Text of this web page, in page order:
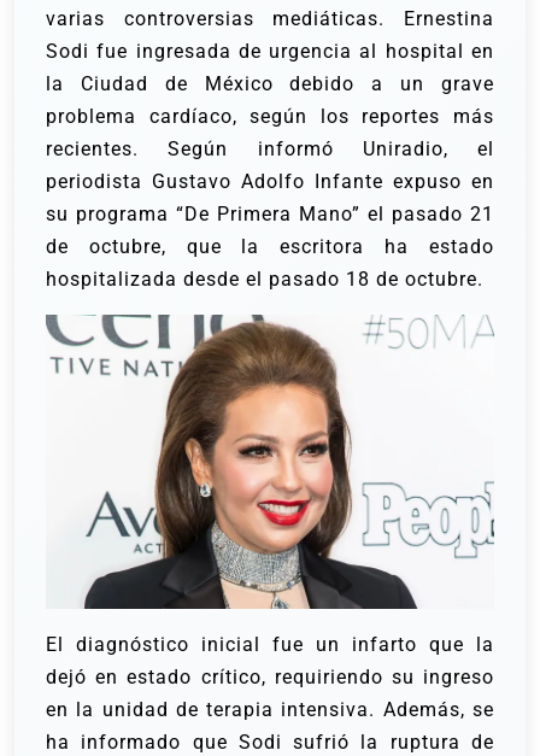
varias controversias mediáticas.
Ernestina
Sodi fue ingresada de urgencia al hospital en
la Ciudad de México debido a un grave
problema cardíaco, según los reportes más
recientes.Según informó Uniradio, el
periodista Gustavo Adolfo Infante expuso en
su programa “De Primera Mano” el pasado 21
de octubre, que la escritora ha estado
hospitalizada desde el pasado 18 de octubre.
El diagnóstico inicial fue un infarto que la
dejó en estado crítico, requiriendo su ingreso
en la unidad de terapia intensiva. Además, se
ha informado que Sodi sufrió la ruptura de